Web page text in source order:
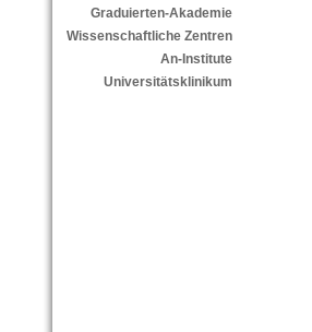
Graduierten-Akademie
Wissenschaftliche Zentren
An-Institute
Universitätsklinikum